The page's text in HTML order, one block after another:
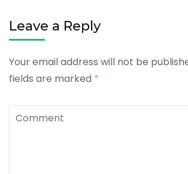
Leave a Reply
Your email address will not be
fields are marked *
Comment